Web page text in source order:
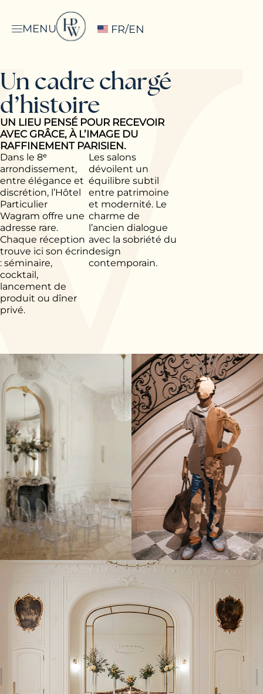
MENU FR/EN
Un cadre chargé
d’histoire
UN LIEU PENSÉ POUR RECEVOIR
AVEC GRÂCE, À L’IMAGE DU
RAFFINEMENT PARISIEN.
Dans le 8ᵉ
arrondissement,
entre élégance et
discrétion, l’Hôtel
Particulier
Wagram offre une
adresse rare.
Chaque réception
trouve ici son écrin
: séminaire,
cocktail,
lancement de
produit ou dîner
privé.
Les salons
dévoilent un
équilibre subtil
entre patrimoine
et modernité. Le
charme de
l’ancien dialogue
avec la sobriété du
design
contemporain.